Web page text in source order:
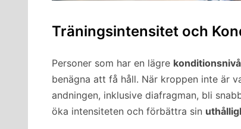
Träningsintensitet och
Personer som har en lägre konditionsnivå
benägna att få håll. När kroppen inte är
andningen, inklusive diafragman, bli
öka intensiteten och förbättra sin